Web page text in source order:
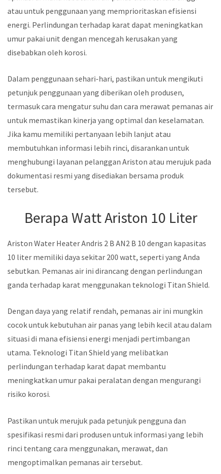
atau untuk penggunaan yang memprioritaskan efisiensi
energi. Perlindungan terhadap karat dapat meningkatkan
umur pakai unit dengan mencegah kerusakan yang
disebabkan oleh korosi.
Dalam penggunaan sehari-hari, pastikan untuk mengikuti
petunjuk penggunaan yang diberikan oleh produsen,
termasuk cara mengatur suhu dan cara merawat pemanas air
untuk memastikan kinerja yang optimal dan keselamatan.
Jika kamu memiliki pertanyaan lebih lanjut atau
membutuhkan informasi lebih rinci, disarankan untuk
menghubungi layanan pelanggan Ariston atau merujuk pada
dokumentasi resmi yang disediakan bersama produk
tersebut.
Berapa Watt Ariston 10 Liter
Ariston Water Heater Andris 2 B AN2 B 10 dengan kapasitas
10 liter memiliki daya sekitar 200 watt, seperti yang Anda
sebutkan. Pemanas air ini dirancang dengan perlindungan
ganda terhadap karat menggunakan teknologi Titan Shield.
Dengan daya yang relatif rendah, pemanas air ini mungkin
cocok untuk kebutuhan air panas yang lebih kecil atau dalam
situasi di mana efisiensi energi menjadi pertimbangan
utama. Teknologi Titan Shield yang melibatkan
perlindungan terhadap karat dapat membantu
meningkatkan umur pakai peralatan dengan mengurangi
risiko korosi.
Pastikan untuk merujuk pada petunjuk pengguna dan
spesifikasi resmi dari produsen untuk informasi yang lebih
rinci tentang cara menggunakan, merawat, dan
mengoptimalkan pemanas air tersebut.